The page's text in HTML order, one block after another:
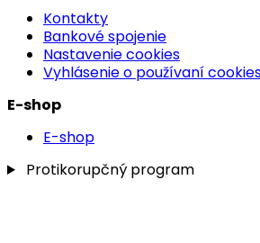
Kontakty
Bankové spojenie
Nastavenie cookies
Vyhlásenie o používaní
E-shop
E-shop
Protikorupčný program